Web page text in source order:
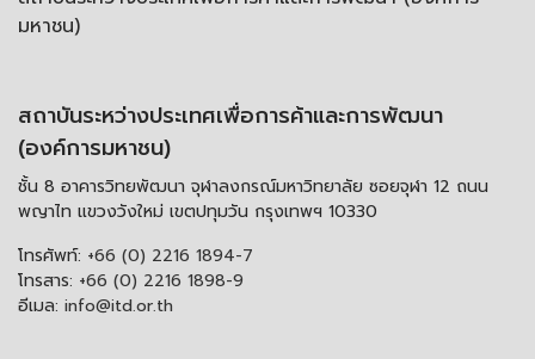
มหาชน)
สถาบันระหว่างประเทศเพื่อการค้าและการพัฒนา
(องค์การมหาชน)
ชั้น 8 อาคารวิทยพัฒนา จุฬาลงกรณ์มหาวิทยาลัย ซอยจุฬา 12 ถนน
พญาไท แขวงวังใหม่ เขตปทุมวัน กรุงเทพฯ 10330
โทรศัพท์: +66 (0) 2216 1894-7
โทรสาร: +66 (0) 2216 1898-9
อีเมล: info@itd.or.th